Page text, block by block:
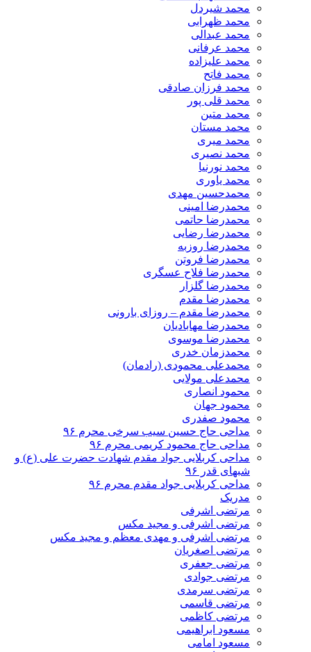
​محمد شیردل
محمد ظهرابی
محمد عبدالی
محمد عرفانی
محمد علیزاده
محمد فاتح
محمد فرزان صادقی
محمد قلی پور
محمد متین
محمد مستان
محمد میری
محمد نصیری
محمد نورنیا
محمد یاوری
محمدحسین مهدی
محمدرضا امینی
محمدرضا حاتمی
محمدرضا رضایی
محمدرضا روزبه
محمدرضا فروتن
محمدرضا فلاح عسگری
محمدرضا گلزار
محمدرضا مقدم
محمدرضا مقدم – روزای بارونی
محمدرضا مهابادیان
محمدرضا موسوی
محمدزمان خدری
محمدعلی محمودی (رادمان)
محمدعلی مولایی
محمود انصاری
محمود جهان
محمود صفدری
مداحی حاج حسین سیب سرخی محرم ۹۶
مداحی حاج محمود کریمی محرم ۹۶
مداحی کربلایی جواد مقدم شهادت حضرت علی (ع) و
شبهای قدر ۹۶
مداحی کربلایی جواد مقدم محرم ۹۶
مدریک
مرتضی اشرفی
مرتضی اشرفی و مجید مکس
مرتضی اشرفی و مهدی معظم و مجید مکس
مرتضی اصغریان
مرتضی جعفری
مرتضی جوادی
مرتضی سرمدی
مرتضی قاسمی
مرتضی کاظمی
مسعود ابراهیمی
مسعود امامی